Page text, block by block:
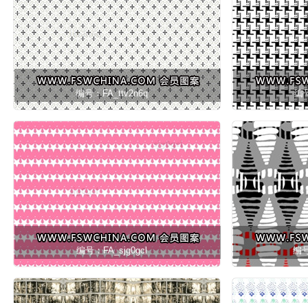
编号：FA_ttv2n6q 编
编号：FA_sjg0gcl 编